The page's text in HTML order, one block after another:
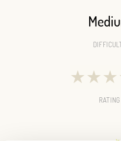
★★★
RATING